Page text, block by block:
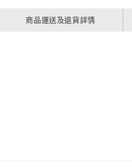
商品運送及退貨詳情